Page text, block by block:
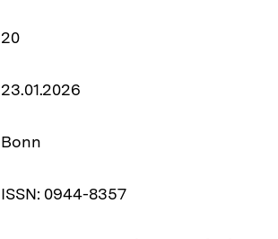
20
23.01.2026
Bonn
ISSN: 0944-8357